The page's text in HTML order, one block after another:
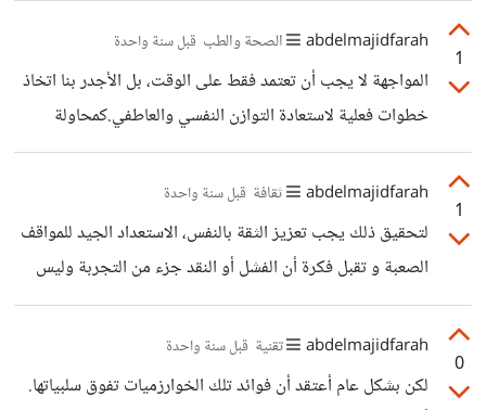
يحب بصدق لا يجد سببا للكراهية، بل يسعى للفهم والإصلاح بدلا
من الوقوع في دائرة العداء.
1
abdelmajidfarah الصحة والطب قبل سنة واحدة
المواجهة لا يجب أن تعتمد فقط على الوقت، بل الأجدر بنا اتخاذ
خطوات فعلية لاستعادة التوازن النفسي والعاطفي.كمحاولة
استبدال الذكرى المؤلمة بتجارب جديدة تمنحك معنى وهدفا في
الحياة، سواء من خلال العمل، التعلم، أو ممارسة هوايات محببة.
الحديث مع شخص موثوق أو متخصص يمكن أن يساعد أيضا
في تفريغ المشاعر بدلا من كبتها. كذلك، تقنيات مثل التأمل،
1
abdelmajidfarah ثقافة قبل سنة واحدة
لتحقيق ذلك يجب تعزيز الثقة بالنفس، الاستعداد الجيد للمواقف
الصعبة و تقبل فكرة أن الفشل أو النقد جزء من التجربة وليس
نهاية الطريق. كما أن ممارسة الشجاعة تكون عبر اتخاذ خطوات
صغيرة في مواجهة المخاوف، و هذا يساعد في بناء قدرة أقوى
على التعامل معها دون أن تعيقنا عن التصرف بحزم وثبات.
0
abdelmajidfarah تقنية قبل سنة واحدة
لكن بشكل عام أعتقد أن فوائد تلك الخوارزميات تفوق سلبياتها.